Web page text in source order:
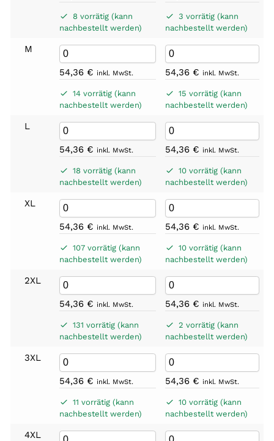
8 vorrätig (kann
nachbestellt werden)
3 vorrätig (kann
nachbestellt werden)
M
54,36 € inkl. MwSt.
14 vorrätig (kann
nachbestellt werden)
54,36 € inkl. MwSt.
15 vorrätig (kann
nachbestellt werden)
L
54,36 € inkl. MwSt.
18 vorrätig (kann
nachbestellt werden)
54,36 € inkl. MwSt.
10 vorrätig (kann
nachbestellt werden)
XL
54,36 € inkl. MwSt.
107 vorrätig (kann
nachbestellt werden)
54,36 € inkl. MwSt.
10 vorrätig (kann
nachbestellt werden)
2XL
54,36 € inkl. MwSt.
131 vorrätig (kann
nachbestellt werden)
54,36 € inkl. MwSt.
2 vorrätig (kann
nachbestellt werden)
3XL
54,36 € inkl. MwSt.
11 vorrätig (kann
nachbestellt werden)
54,36 € inkl. MwSt.
10 vorrätig (kann
nachbestellt werden)
4XL